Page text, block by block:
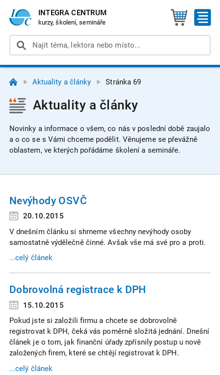
INTEGRA CENTRUM
kurzy, školení, semináře
Aktuality a články Stránka 69
Aktuality a články
Novinky a informace o všem, co nás v poslední době zaujalo
a o co se s Vámi chceme podělit. Věnujeme se převážně
oblastem, ve kterých pořádáme školení a semináře.
Nevýhody OSVČ
20.10.2015
V dnešním článku si shrneme všechny nevýhody osoby
samostatně výdělečně činné. Avšak vše má své pro a proti.
...celý článek
Dobrovolná registrace k DPH
15.10.2015
Pokud jste si založili firmu a chcete se dobrovolně
registrovat k DPH, čeká vás poměrně složitá jednání. Dnešní
článek je o tom, jak finanční úřady zpřísnily postup u nově
založených firem, které se chtějí registrovat k DPH.
...celý článek